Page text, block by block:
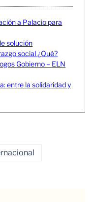
a Palacio para
solución
social ¿Qué?
Gobierno – ELN
entre la solidaridad y